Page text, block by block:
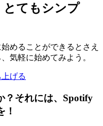
とてもシンプ
めることができるとさえ
気軽に始めてみよう。
げる
それには、 Spotify
！